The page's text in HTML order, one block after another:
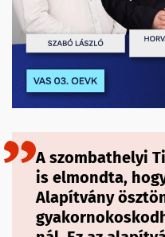
A szombathelyi
is elmondta,
Alapítvány